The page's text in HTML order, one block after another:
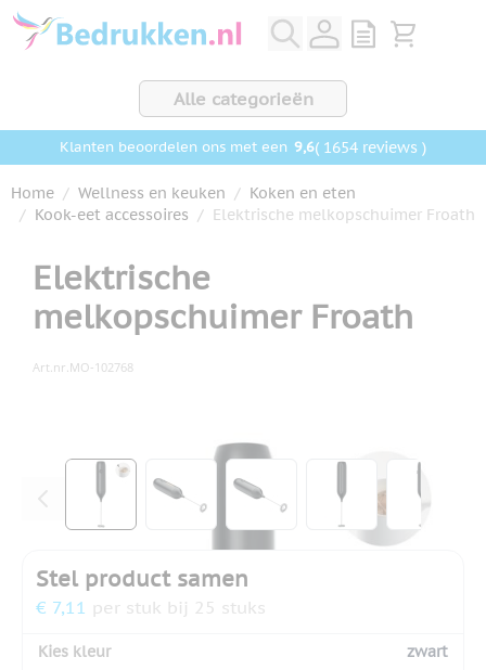
Ga naar de inhoud
View quote,
Bekijk
Alle categorieën
Klanten beoordelen ons met een 9,6( 1654 reviews )
Home / Wellness en keuken / Koken en eten
/ Kook-eet accessoires / Elektrische melkopschuimer Froath
Elektrische
melkopschuimer Froath
Art.nr. MO-102768
Klik om afbeelding op volledig scherm te bekijken
View larger image
View larger image
View larger
Stel product samen
€ 7,11 per stuk bij 25 stuks
Kies kleur zwart